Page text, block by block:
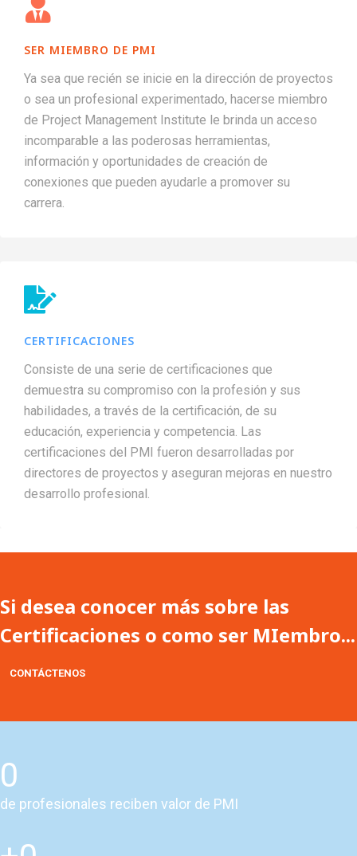
SER MIEMBRO DE PMI
Ya sea que recién se inicie en la dirección de proyectos
o sea un profesional experimentado, hacerse miembro
de Project Management Institute le brinda un acceso
incomparable a las poderosas herramientas,
información y oportunidades de creación de
conexiones que pueden ayudarle a promover su
carrera.
CERTIFICACIONES
Consiste de una serie de certificaciones que
demuestra su compromiso con la profesión y sus
habilidades, a través de la certificación, de su
educación, experiencia y competencia. Las
certificaciones del PMI fueron desarrolladas por
directores de proyectos y aseguran mejoras en nuestro
desarrollo profesional.
Si desea conocer más sobre las
Certificaciones o como ser MIembro...
CONTÁCTENOS
0
de profesionales reciben valor de PMI